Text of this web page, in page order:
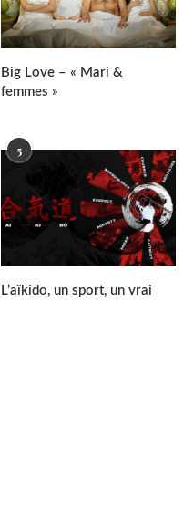
Big Love – « Mari &
femmes »
5
L’aïkido, un sport, un vrai